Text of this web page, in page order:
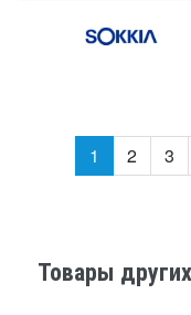
1 2 3
Товары